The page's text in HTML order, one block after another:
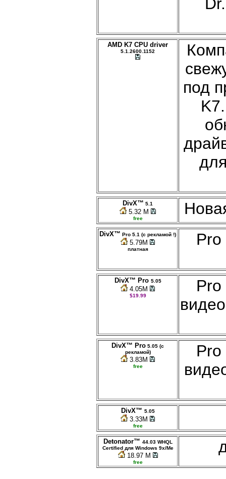
AMD K7 CPU driver
5.1.2600.1152
под
DivX™ 5.1
5.32 M
free
DivX™ Pro 5.1 (с рекламой !)
5.79M
платная
Pro
DivX™ Pro 5.05
4.05M
$19.99
Pro
DivX™ Pro 5.05 (с
рекламой)
3.83M
free
Pro
DivX™ 5.05
3.33M
free
Detonator™ 44.03 WHQL
Certified для Windows 9x/Me
18.97 M
free